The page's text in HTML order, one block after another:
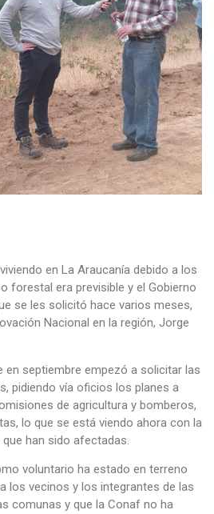
en La Araucanía debido a los
forestal era previsible y el Gobierno
se les solicitó hace varios meses,
Nacional en la región, Jorge
en septiembre empezó a solicitar las
pidiendo vía oficios los planes a
de agricultura y bomberos,
lo que se está viendo ahora con la
han sido afectadas.
voluntario ha estado en terreno
los vecinos y los integrantes de las
comunas y que la Conaf no ha